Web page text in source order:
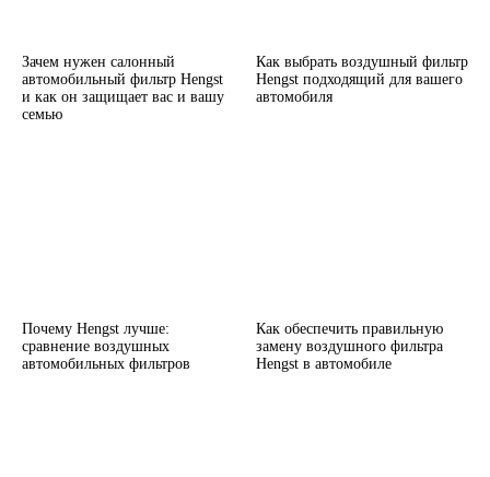
Зачем нужен салонный
автомобильный фильтр Hengst
и как он защищает вас и вашу
семью
Как выбрать воздушный фильтр
Hengst подходящий для вашего
автомобиля
Почему Hengst лучше:
сравнение воздушных
автомобильных фильтров
Как обеспечить правильную
замену воздушного фильтра
Hengst в автомобиле